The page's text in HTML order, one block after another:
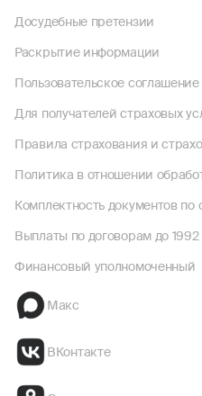
Досудебные претензии
Раскрытие информации
Пользовательское соглашение
Для получателей страховых
Правила страхования и
Политика в отношении
Комплектность документов
Выплаты по договорам до 1992
Финансовый уполномоченный
Макс
ВКонтакте